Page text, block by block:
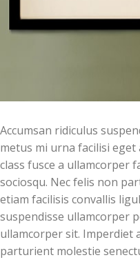
Accumsan ridiculus
metus mi urna facilisi
class fusce a ullamcorper
sociosqu. Nec felis non
etiam facilisis convallis
suspendisse ullamcorper
ullamcorper sit. Imperdiet
parturient molestie